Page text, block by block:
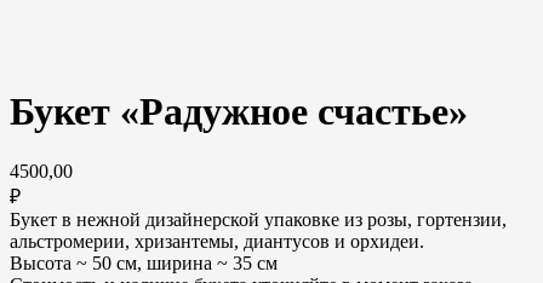
Букет «Радужное счастье»
4500,00
₽
Букет в нежной дизайнерской упаковке из розы, гортензии,
альстромерии, хризантемы, диантусов и орхидеи.
Высота ~ 50 см, ширина ~ 35 см